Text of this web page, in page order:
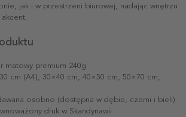
jak i w przestrzeni biurowej, nadając wnętrzu
matowy premium 240g
cm (A4), 30×40 cm, 40×50 cm, 50×70 cm,
osobno (dostępna w dębie, czerni i bieli)
druk w Skandynawii